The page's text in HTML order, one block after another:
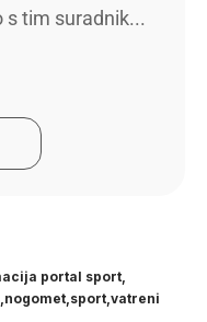
s tim suradnik...
portal sport
nogomet sport vatreni